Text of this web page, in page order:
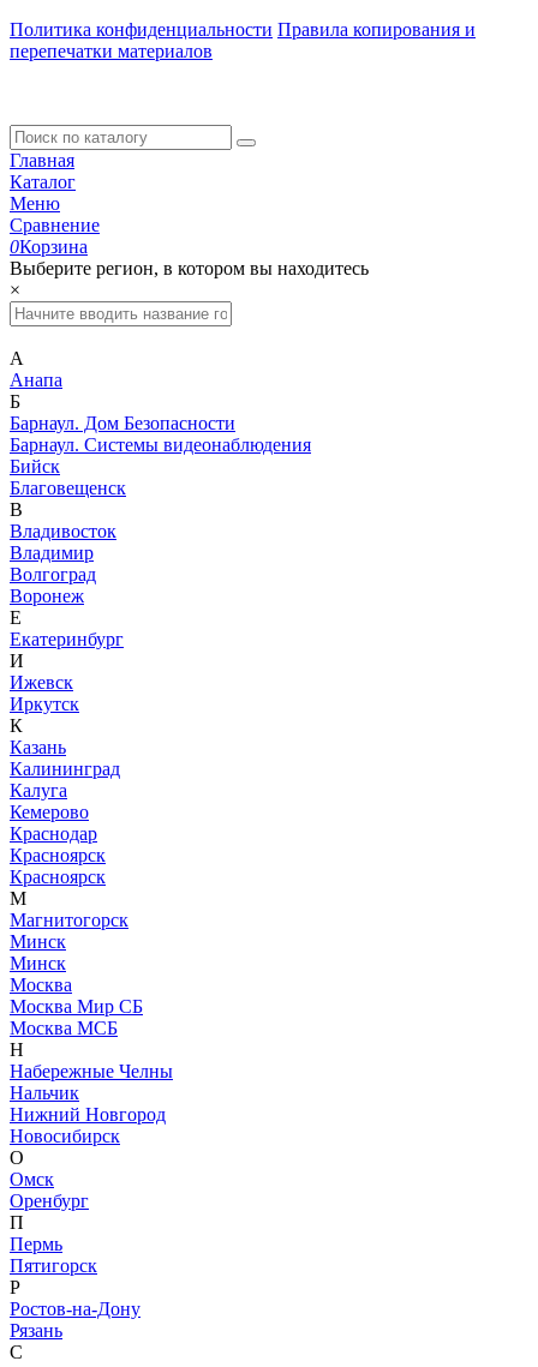
Политика конфиденциальности Правила копирования и
перепечатки материалов
Главная
Каталог
Меню
Сравнение
0Корзина
Выберите регион, в котором вы находитесь
×
А
Анапа
Б
Барнаул. Дом Безопасности
Барнаул. Системы видеонаблюдения
Бийск
Благовещенск
В
Владивосток
Владимир
Волгоград
Воронеж
Е
Екатеринбург
И
Ижевск
Иркутск
К
Казань
Калининград
Калуга
Кемерово
Краснодар
Красноярск
Красноярск
М
Магнитогорск
Минск
Минск
Москва
Москва Мир СБ
Москва МСБ
Н
Набережные Челны
Нальчик
Нижний Новгород
Новосибирск
О
Омск
Оренбург
П
Пермь
Пятигорск
Р
Ростов-на-Дону
Рязань
С